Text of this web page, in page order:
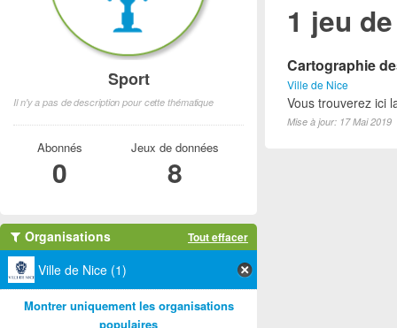
1 jeu
Cartographie
Ville de Nice
Vous trouverez ici
Mise à jour: 17 Mai 2019
Sport
Il n'y a pas de description pour cette thématique
Abonnés
0
Jeux de données
8
Organisations Tout effacer
Ville de Nice (1)
Montrer uniquement les organisations
populaires